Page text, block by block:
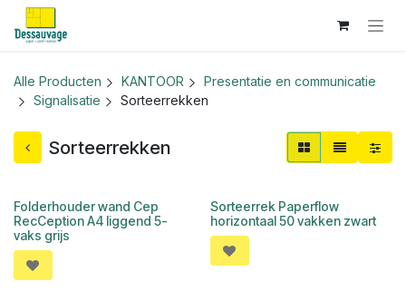
Overslaan naar inhoud
Alle Producten KANTOOR
Presentatie en communicatie
Signalisatie
Sorteerrekken
Sorteerrekken
Folderhouder wand Cep
RecCeption A4 liggend 5-
vaks grijs
Sorteerrek Paperflow
horizontaal 50 vakken zwart